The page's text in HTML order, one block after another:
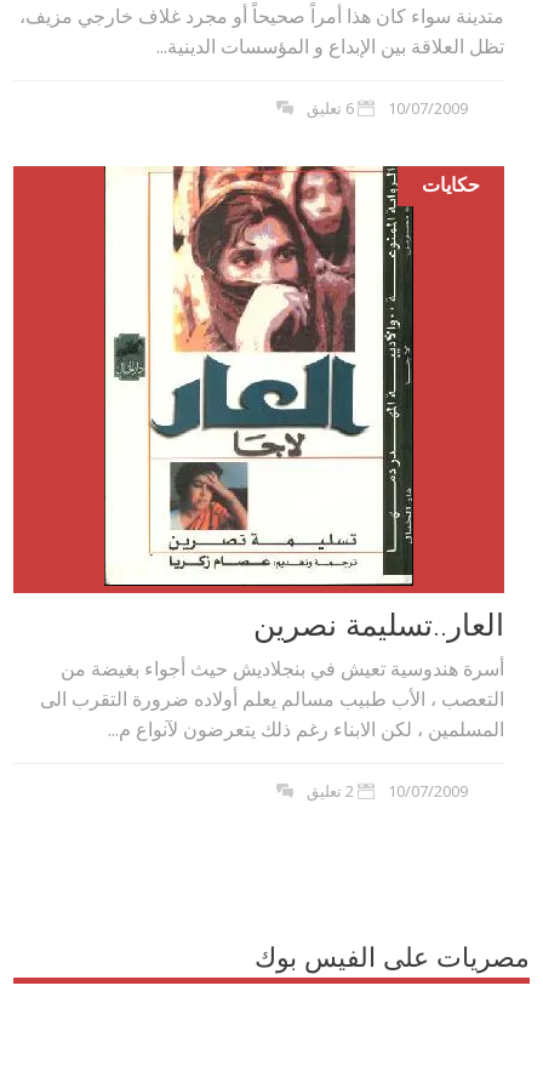
متدينة سواء كان هذا أمراً صحيحاً أو مجرد غلاف خارجي مزيف،
تظل العلاقة بين الإبداع و المؤسسات الدينية...
10/07/2009 6 تعليق
حكايات
العار..تسليمة نصرين
أسرة هندوسية تعيش في بنجلاديش حيث أجواء بغيضة من
التعصب ، الأب طبيب مسالم يعلم أولاده ضرورة التقرب الى
المسلمين ، لكن الابناء رغم ذلك يتعرضون لآنواع م...
10/07/2009 2 تعليق
مصريات على الفيس بوك